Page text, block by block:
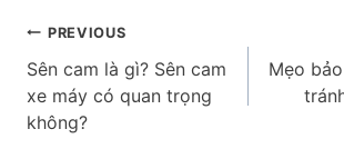
Điều
hướng
bài
PREVIOUS
Sên cam là gì? Sên cam
xe máy có quan trọng
không?
Mẹo